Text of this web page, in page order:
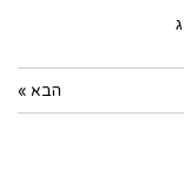
הבא »